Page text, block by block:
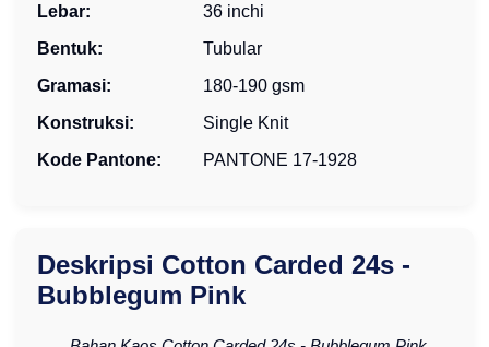
Lebar:
36 inchi
Bentuk:
Tubular
Gramasi:
180-190 gsm
Konstruksi:
Single Knit
Kode Pantone:
PANTONE 17-1928
Deskripsi Cotton Carded 24s -
Bubblegum Pink